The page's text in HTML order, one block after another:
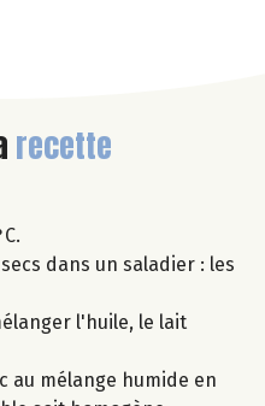
recette
dans un saladier : les
l'huile, le lait
au mélange humide en